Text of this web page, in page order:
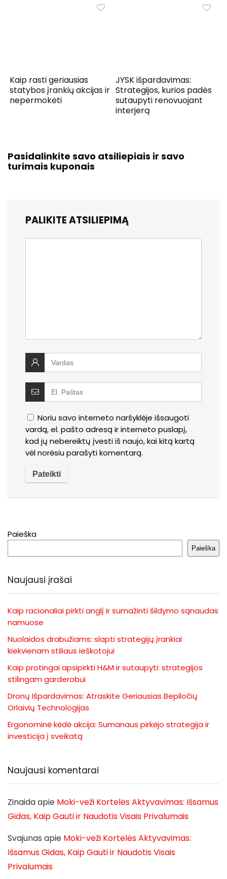
Kaip rasti geriausias
statybos įrankių akcijas ir
nepermokėti
JYSK išpardavimas:
Strategijos, kurios padės
sutaupyti renovuojant
interjerą
Pasidalinkite savo atsiliepiais ir savo
turimais kuponais
PALIKITE ATSILIEPIMĄ
Noriu savo interneto naršyklėje išsaugoti
vardą, el. pašto adresą ir interneto puslapį,
kad jų nebereiktų įvesti iš naujo, kai kitą kartą
vėl norėsiu parašyti komentarą.
Paieška
Paieška
Naujausi įrašai
Kaip racionaliai pirkti anglį ir sumažinti šildymo sąnaudas
namuose
Nuolaidos drabužiams: slapti strategijų įrankiai
kiekvienam stiliaus ieškotojui
Kaip protingai apsipirkti H&M ir sutaupyti: strategijos
stilingam garderobui
Dronų Išpardavimas: Atraskite Geriausias Bepiločių
Orlaivių Technologijas
Ergonominė kėdė akcija: Sumanaus pirkėjo strategija ir
investicija į sveikatą
Naujausi komentarai
Zinaidaapie Moki-veži Kortelės Aktyvavimas: Išsamus
Gidas, Kaip Gauti ir Naudotis Visais Privalumais
Svajunas apie Moki-veži Kortelės Aktyvavimas:
Išsamus Gidas, Kaip Gauti ir Naudotis Visais
Privalumais